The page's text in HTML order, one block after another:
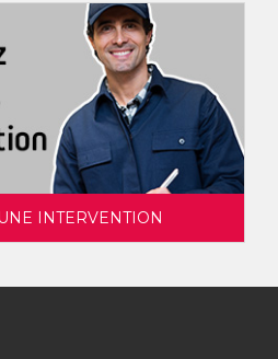
INTERVENTION